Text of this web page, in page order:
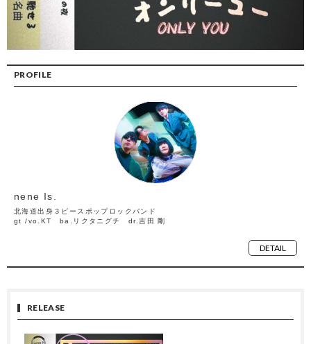
PROFILE
nene Is.
北海道出身３ピースポップロックバンド
gt /vo.KT ba.リクタニグチ dr.吉田 剛
DETAIL
RELEASE